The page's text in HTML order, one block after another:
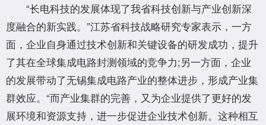
“长电科技的发展体现了我省科技创新与产业创新深
度融合的新实践。”江苏省科技战略研究专家表示，一方
面，企业自身通过技术创新和关键设备的研发成功，提升
了其在全球集成电路封测领域的竞争力;另一方面，企业
的发展带动了无锡集成电路产业的整体进步，形成产业集
群效应。“而产业集群的完善，又为企业提供了更好的发
展环境和资源支持，进一步促进企业技术创新。这种相互